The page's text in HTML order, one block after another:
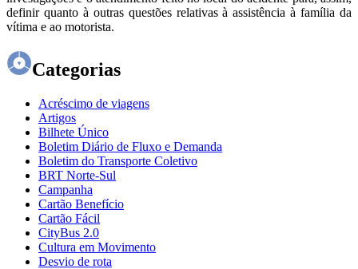
definir quanto à outras questões relativas à assistência à família da
vítima e ao motorista.
Categorias
Acréscimo de viagens
Artigos
Bilhete Único
Boletim Diário de Fluxo e Demanda
Boletim do Transporte Coletivo
BRT Norte-Sul
Campanha
Cartão Benefício
Cartão Fácil
CityBus 2.0
Cultura em Movimento
Desvio de rota